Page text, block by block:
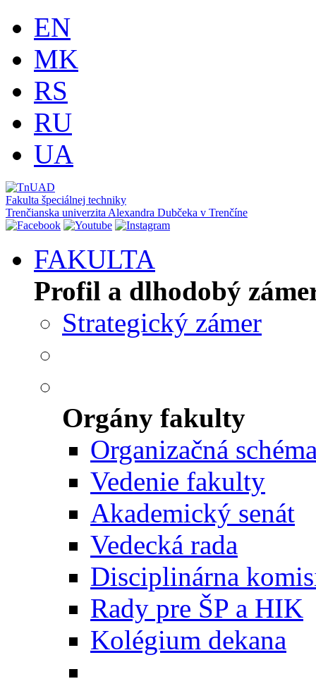
EN
MK
RS
RU
UA
Fakulta špeciálnej techniky
Trenčianska univerzita Alexandra Dubčeka v Trenčíne
FAKULTA
Profil a dlhodobý
Strategický zámer
Orgány fakulty
Organizačná
Vedenie fakulty
Akademický senát
Vedecká rada
Disciplinárna
Rady pre ŠP a HIK
Kolégium dekana